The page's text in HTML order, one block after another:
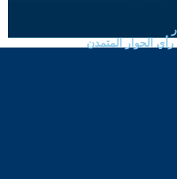
الحوار المتمدن